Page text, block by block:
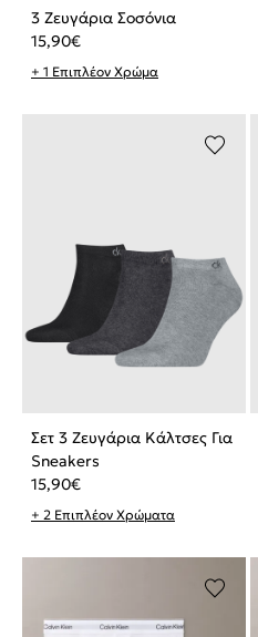
3 Ζευγάρια Σοσόνια
15,90€
+ 1 Επιπλέον Χρώμα
Σετ 3 Ζευγάρια Κάλτσες Για
Sneakers
15,90€
+ 2 Επιπλέον Χρώματα